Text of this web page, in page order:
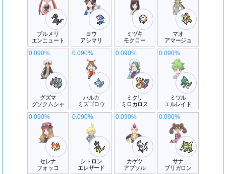
プルメリ
エンニュート
ヨウ
アシマリ
ミヅキ
モクロー
マオ
アマージョ
グズマ
グソクムシャ
0.090%
ハルカ
ミズゴロウ
0.090%
ミクリ
ミロカロス
0.090%
ミツル
エルレイド
0.090%
セレナ
フォッコ
0.090%
シトロン
エレザード
0.090%
カゲツ
アブソル
0.090%
サナ
ブリガロン
0.090%